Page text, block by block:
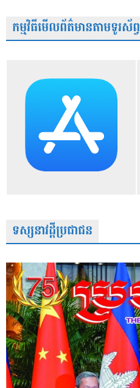
កម្មវិធីមើលព័ត៌មានតាមទូរស័ព្វ
ទស្សនាវដ្តីប្រជាជន